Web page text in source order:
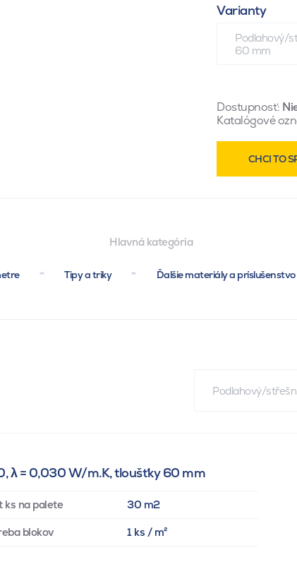
Varianty
Podlahový/
60 mm
Dostupnosť:
Katalógové
CHCI TO
Hlavná kategória
Tipy a triky Ďalšie materiály a príslušenstvo
Podlahový/
λ = 0,030 W/m.K, tloušťky 60 mm
ks na palete 30 m2
blokov 1 ks / m²